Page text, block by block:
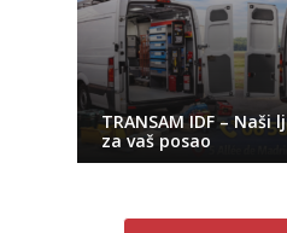
TRANSAM IDF –
za vaš posao